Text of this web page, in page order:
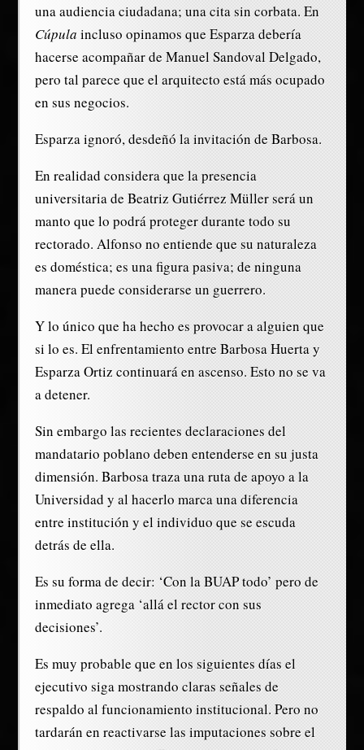
una audiencia ciudadana; una cita sin corbata. En
Cúpula incluso opinamos que Esparza debería
hacerse acompañar de Manuel Sandoval Delgado,
pero tal parece que el arquitecto está más ocupado
en sus negocios.
Esparza ignoró, desdeñó la invitación de Barbosa.
En realidad considera que la presencia
universitaria de Beatriz Gutiérrez Müller será un
manto que lo podrá proteger durante todo su
rectorado. Alfonso no entiende que su naturaleza
es doméstica; es una figura pasiva; de ninguna
manera puede considerarse un guerrero.
Y lo único que ha hecho es provocar a alguien que
si lo es. El enfrentamiento entre Barbosa Huerta y
Esparza Ortiz continuará en ascenso. Esto no se va
a detener.
Sin embargo las recientes declaraciones del
mandatario poblano deben entenderse en su justa
dimensión. Barbosa traza una ruta de apoyo a la
Universidad y al hacerlo marca una diferencia
entre institución y el individuo que se escuda
detrás de ella.
Es su forma de decir: ‘Con la BUAP todo’ pero de
inmediato agrega ‘allá el rector con sus
decisiones’.
Es muy probable que en los siguientes días el
ejecutivo siga mostrando claras señales de
respaldo al funcionamiento institucional. Pero no
tardarán en reactivarse las imputaciones sobre el